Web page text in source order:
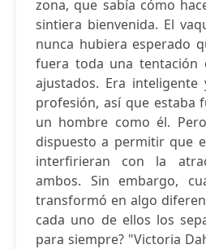
zona, que sabía cómo
sintiera bienvenida. El
nunca hubiera esperado
fuera toda una tentación
ajustados. Era
profesión, así que estaba
un hombre como él.
dispuesto a permitir que
interfirieran con la
ambos. Sin embargo,
transformó en algo
cada uno de ellos los
para siempre? "Victoria